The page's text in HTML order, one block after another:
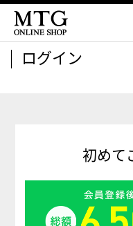
ログイン
初めて